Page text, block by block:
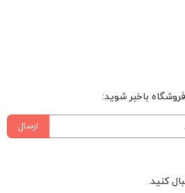
باخبر شوید:
ارسال
کنید.